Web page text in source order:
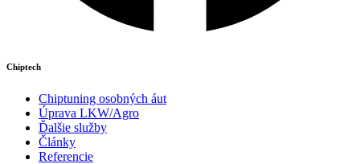
Chiptech
Chiptuning osobných áut
Úprava LKW/Agro
Ďalšie služby
Články
Referencie